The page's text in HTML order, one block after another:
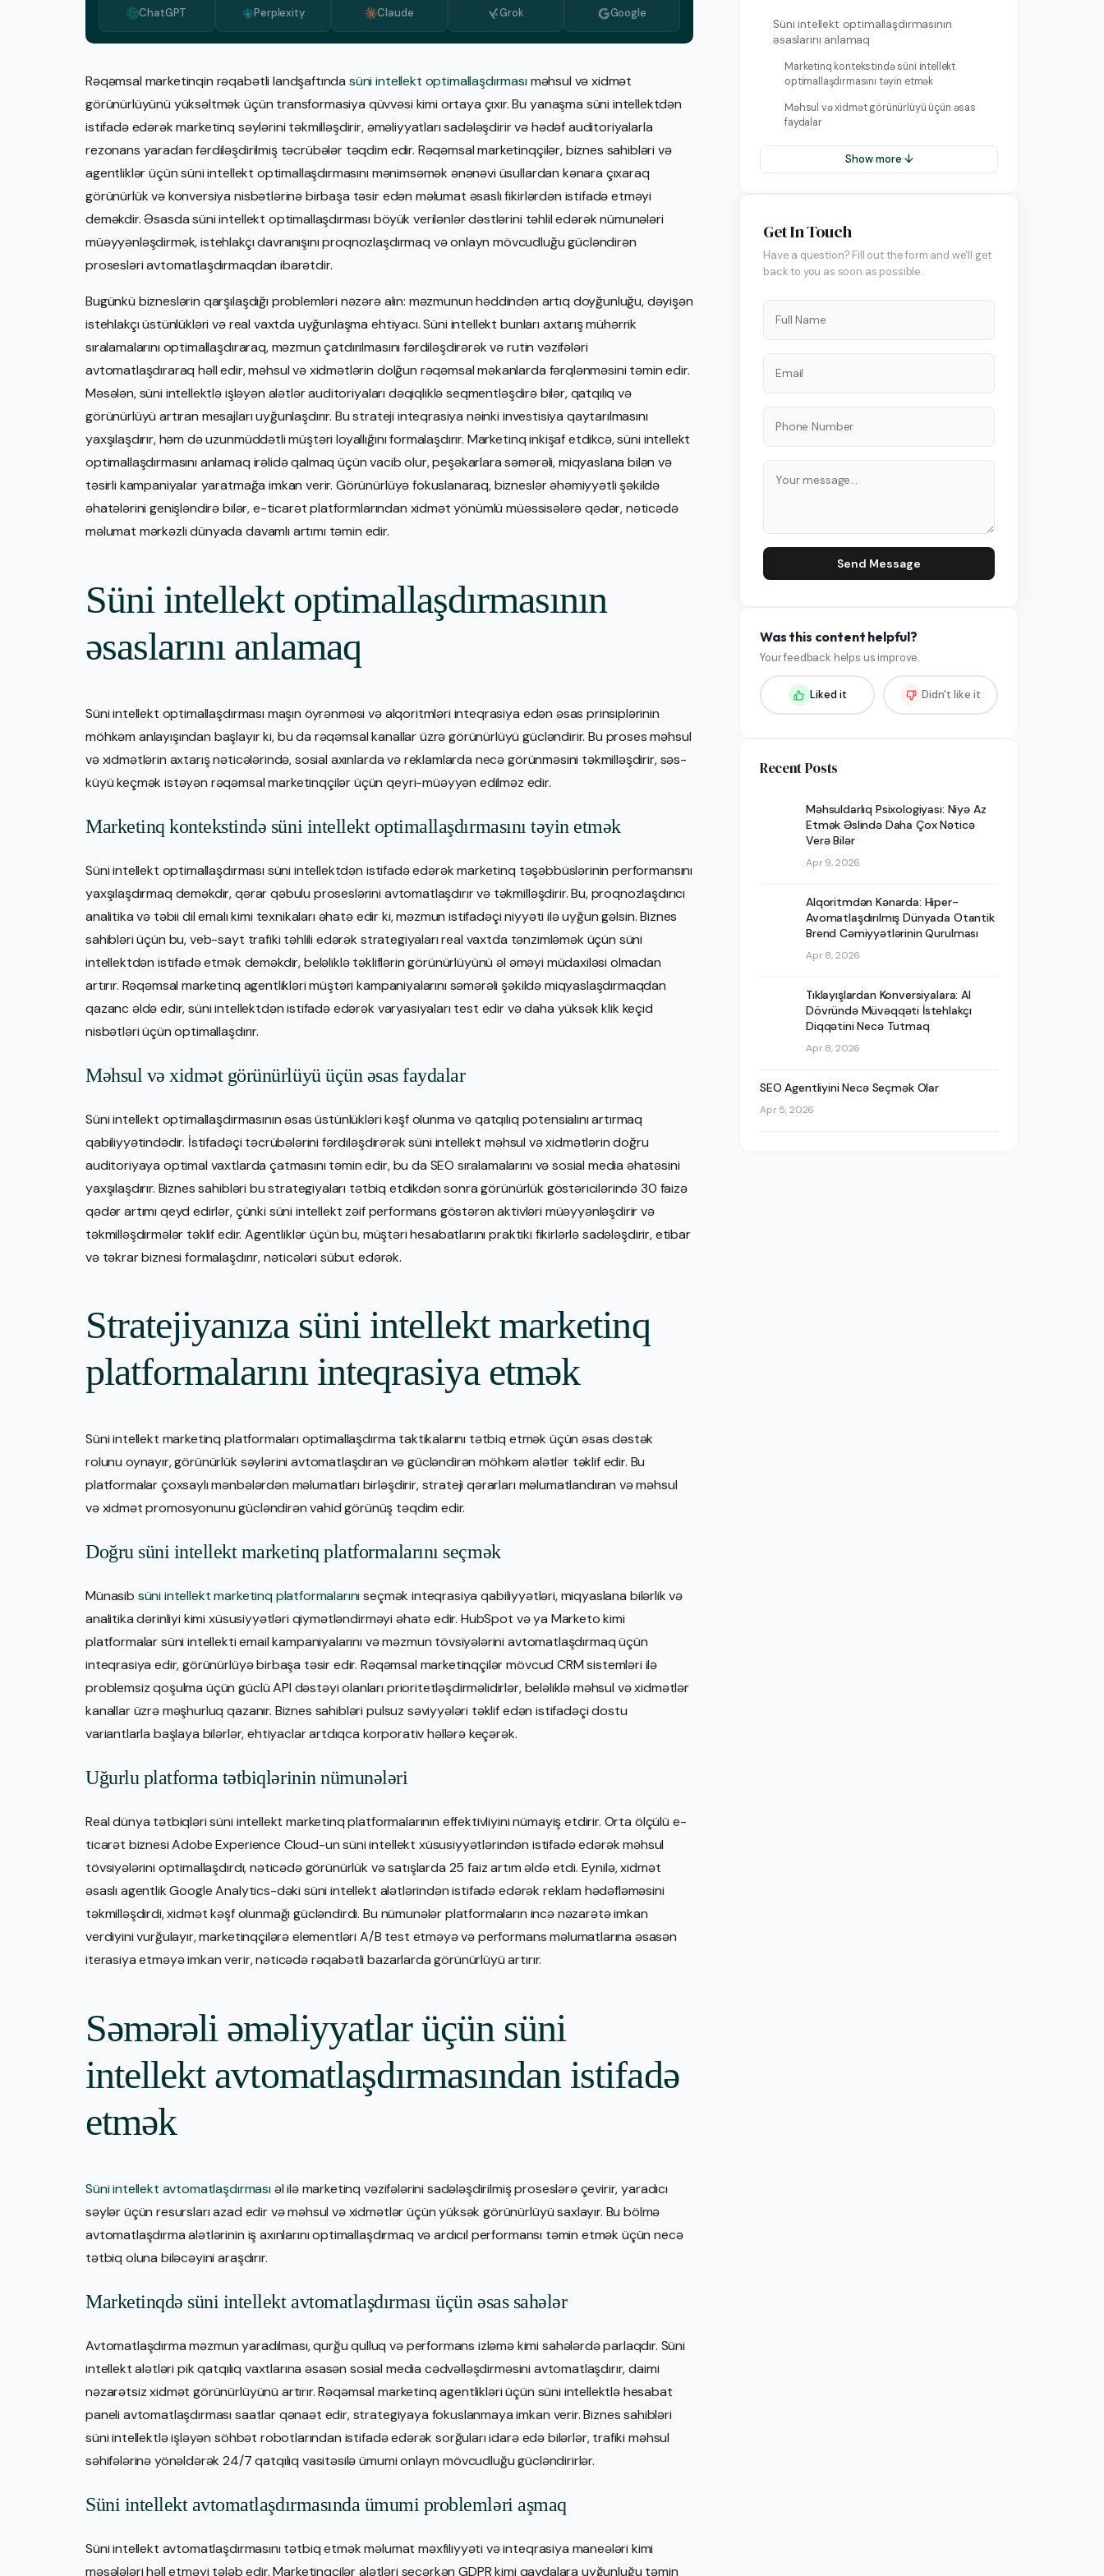
Bulgarian
Dutch
Greek
Italian
Korean
Macedonian
Portuguese, Portugal
ChatGPT Perplexity Claude Grok Google
Rəqəmsal marketinqin rəqabətli landşaftında süni intellekt optimallaşdırmasıməhsul və xidmət
görünürlüyünü yüksəltmək üçün transformasiya qüvvəsi kimi ortaya çıxır. Bu yanaşma süni intellektdən
istifadə edərək marketinq səylərini təkmilləşdirir, əməliyyatları sadələşdirir və hədəf auditoriyalarla
rezonans yaradan fərdiləşdirilmiş təcrübələr təqdim edir. Rəqəmsal marketinqçilər, biznes sahibləri və
agentliklər üçün süni intellekt optimallaşdırmasını mənimsəmək ənənəvi üsullardan kənara çıxaraq
görünürlük və konversiya nisbətlərinə birbaşa təsir edən məlumat əsaslı fikirlərdən istifadə etməyi
deməkdir. Əsasda süni intellekt optimallaşdırması böyük verilənlər dəstlərini təhlil edərək nümunələri
müəyyənləşdirmək, istehlakçı davranışını proqnozlaşdırmaq və onlayn mövcudluğu gücləndirən
prosesləri avtomatlaşdırmaqdan ibarətdir.
Bugünkü bizneslərin qarşılaşdığı problemləri nəzərə alın: məzmunun həddindən artıq doyğunluğu, dəyişən
istehlakçı üstünlükləri və real vaxtda uyğunlaşma ehtiyacı. Süni intellekt bunları axtarış mühərrik
sıralamalarını optimallaşdıraraq, məzmun çatdırılmasını fərdiləşdirərək və rutin vəzifələri
avtomatlaşdıraraq həll edir, məhsul və xidmətlərin dolğun rəqəmsal məkanlarda fərqlənməsini təmin edir.
Məsələn, süni intellektlə işləyən alətlər auditoriyaları dəqiqliklə seqmentləşdirə bilər, qatqılıq və
görünürlüyü artıran mesajları uyğunlaşdırır. Bu strateji inteqrasiya nəinki investisiya qaytarılmasını
yaxşılaşdırır, həm də uzunmüddətli müştəri loyallığını formalaşdırır. Marketinq inkişaf etdikcə, süni intellekt
optimallaşdırmasını anlamaq irəlidə qalmaq üçün vacib olur, peşəkarlara səmərəli, miqyaslana bilən və
təsirli kampaniyalar yaratmağa imkan verir. Görünürlüyə fokuslanaraq, bizneslər əhəmiyyətli şəkildə
əhatələrini genişləndirə bilər, e-ticarət platformlarından xidmət yönümlü müəssisələrə qədər, nəticədə
məlumat mərkəzli dünyada davamlı artımı təmin edir.
Süni intellekt optimallaşdırmasının
əsaslarını anlamaq
Süni intellekt optimallaşdırması maşın öyrənməsi və alqoritmləri inteqrasiya edən əsas prinsiplərinin
möhkəm anlayışından başlayır ki, bu da rəqəmsal kanallar üzrə görünürlüyü gücləndirir. Bu proses məhsul
və xidmətlərin axtarış nəticələrində, sosial axınlarda və reklamlarda necə görünməsini təkmilləşdirir, səs-
küyü keçmək istəyən rəqəmsal marketinqçilər üçün qeyri-müəyyən edilməz edir.
Marketinq kontekstində süni intellekt optimallaşdırmasını təyin etmək
Süni intellekt optimallaşdırması süni intellektdən istifadə edərək marketinq təşəbbüslərinin performansını
yaxşılaşdırmaq deməkdir, qərar qəbulu proseslərini avtomatlaşdırır və təkmilləşdirir. Bu, proqnozlaşdırıcı
analitika və təbii dil emalı kimi texnikaları əhatə edir ki, məzmun istifadəçi niyyəti ilə uyğun gəlsin. Biznes
sahibləri üçün bu, veb-sayt trafiki təhlili edərək strategiyaları real vaxtda tənzimləmək üçün süni
intellektdən istifadə etmək deməkdir, beləliklə təkliflərin görünürlüyünü əl əməyi müdaxiləsi olmadan
artırır. Rəqəmsal marketinq agentlikləri müştəri kampaniyalarını səmərəli şəkildə miqyaslaşdırmaqdan
qazanc əldə edir, süni intellektdən istifadə edərək varyasiyaları test edir və daha yüksək klik keçid
nisbətləri üçün optimallaşdırır.
Məhsul və xidmət görünürlüyü üçün əsas faydalar
Süni intellekt optimallaşdırmasının əsas üstünlükləri kəşf olunma və qatqılıq potensialını artırmaq
qabiliyyətindədir. İstifadəçi təcrübələrini fərdiləşdirərək süni intellekt məhsul və xidmətlərin doğru
auditoriyaya optimal vaxtlarda çatmasını təmin edir, bu da SEO sıralamalarını və sosial media əhatəsini
yaxşılaşdırır. Biznes sahibləri bu strategiyaları tətbiq etdikdən sonra görünürlük göstəricilərində 30 faizə
qədər artımı qeyd edirlər, çünki süni intellekt zəif performans göstərən aktivləri müəyyənləşdirir və
təkmilləşdirmələr təklif edir. Agentliklər üçün bu, müştəri hesabatlarını praktiki fikirlərlə sadələşdirir, etibar
və təkrar biznesi formalaşdırır, nəticələri sübut edərək.
Stratejiyanıza süni intellekt marketinq
platformalarını inteqrasiya etmək
Süni intellekt marketinq platformaları optimallaşdırma taktikalarını tətbiq etmək üçün əsas dəstək
rolunu oynayır, görünürlük səylərini avtomatlaşdıran və gücləndirən möhkəm alətlər təklif edir. Bu
platformalar çoxsaylı mənbələrdən məlumatları birləşdirir, strateji qərarları məlumatlandıran və məhsul
və xidmət promosyonunu gücləndirən vahid görünüş təqdim edir.
Doğru süni intellekt marketinq platformalarını seçmək
Münasib süni intellekt marketinq platformalarınıseçmək inteqrasiya qabiliyyətləri, miqyaslana bilərlik və
analitika dərinliyi kimi xüsusiyyətləri qiymətləndirməyi əhatə edir. HubSpot və ya Marketo kimi
platformalar süni intellekti email kampaniyalarını və məzmun tövsiyələrini avtomatlaşdırmaq üçün
inteqrasiya edir, görünürlüyə birbaşa təsir edir. Rəqəmsal marketinqçilər mövcud CRM sistemləri ilə
problemsiz qoşulma üçün güclü API dəstəyi olanları prioritetləşdirməlidirlər, beləliklə məhsul və xidmətlər
kanallar üzrə məşhurluq qazanır. Biznes sahibləri pulsuz səviyyələri təklif edən istifadəçi dostu
variantlarla başlaya bilərlər, ehtiyaclar artdıqca korporativ həllərə keçərək.
Uğurlu platforma tətbiqlərinin nümunələri
Real dünya tətbiqləri süni intellekt marketinq platformalarının effektivliyini nümayiş etdirir. Orta ölçülü e-
ticarət biznesi Adobe Experience Cloud-un süni intellekt xüsusiyyətlərindən istifadə edərək məhsul
tövsiyələrini optimallaşdırdı, nəticədə görünürlük və satışlarda 25 faiz artım əldə etdi. Eynilə, xidmət
əsaslı agentlik Google Analytics-dəki süni intellekt alətlərindən istifadə edərək reklam hədəfləməsini
təkmilləşdirdi, xidmət kəşf olunmağı gücləndirdi. Bu nümunələr platformaların incə nəzarətə imkan
verdiyini vurğulayır, marketinqçilərə elementləri A/B test etməyə və performans məlumatlarına əsasən
iterasiya etməyə imkan verir, nəticədə rəqabətli bazarlarda görünürlüyü artırır.
Səmərəli əməliyyatlar üçün süni
intellekt avtomatlaşdırmasından istifadə
etmək
Süni intellekt avtomatlaşdırmasıəl ilə marketinq vəzifələrini sadələşdirilmiş proseslərə çevirir, yaradıcı
səylər üçün resursları azad edir və məhsul və xidmətlər üçün yüksək görünürlüyü saxlayır. Bu bölmə
avtomatlaşdırma alətlərinin iş axınlarını optimallaşdırmaq və ardıcıl performansı təmin etmək üçün necə
tətbiq oluna biləcəyini araşdırır.
Marketinqdə süni intellekt avtomatlaşdırması üçün əsas sahələr
Avtomatlaşdırma məzmun yaradılması, qurğu qulluq və performans izləmə kimi sahələrdə parlaqdır. Süni
intellekt alətləri pik qatqılıq vaxtlarına əsasən sosial media cədvəlləşdirməsini avtomatlaşdırır, daimi
nəzarətsiz xidmət görünürlüyünü artırır. Rəqəmsal marketinq agentlikləri üçün süni intellektlə hesabat
paneli avtomatlaşdırması saatlar qənaət edir, strategiyaya fokuslanmaya imkan verir. Biznes sahibləri
süni intellektlə işləyən söhbət robotlarından istifadə edərək sorğuları idarə edə bilərlər, trafiki məhsul
səhifələrinə yönəldərək 24/7 qatqılıq vasitəsilə ümumi onlayn mövcudluğu gücləndirirlər.
Süni intellekt avtomatlaşdırmasında ümumi problemləri aşmaq
Süni intellekt avtomatlaşdırmasını tətbiq etmək məlumat məxfiliyyəti və inteqrasiya maneələri kimi
məsələləri həll etməyi tələb edir. Marketinqçilər alətləri seçərkən GDPR kimi qaydalara uyğunluğu təmin
Süni intellekt optimallaşdırmasının
əsaslarını anlamaq
Marketinq kontekstində süni intellekt
optimallaşdırmasını təyin etmək
Məhsul və xidmət görünürlüyü üçün əsas
faydalar
Show more ↓
Get In Touch
Have a question? Fill out the form and we'll get
back to you as soon as possible.
Send Message
Was this content helpful?
Your feedback helps us improve.
Liked it Didn't like it
Recent Posts
Məhsuldarlıq Psixologiyası: Niyə Az
Etmək Əslində Daha Çox Nəticə
Verə Bilər
Apr 9, 2026
Alqoritmdən Kənarda: Hiper-
Avomatlaşdırılmış Dünyada Otantik
Brend Cəmiyyətlərinin Qurulması
Apr 8, 2026
Tıklayışlardan Konversiyalara: AI
Dövründə Müvəqqəti İstehlakçı
Diqqətini Necə Tutmaq
Apr 8, 2026
SEO Agentliyini Necə Seçmək Olar
Apr 5, 2026